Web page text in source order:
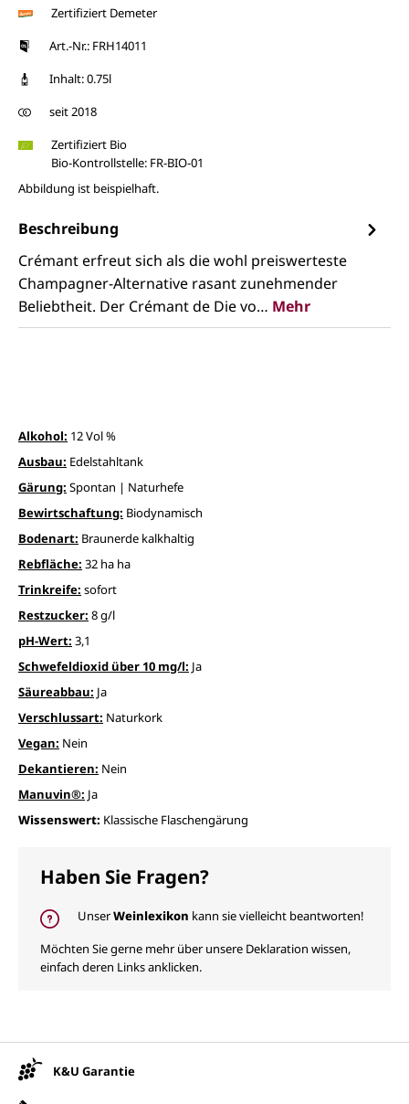
Zertifiziert Demeter
Art.-Nr.: FRH14011
Inhalt: 0.75l
seit 2018
Zertifiziert Bio
Bio-Kontrollstelle: FR-BIO-01
Abbildung ist beispielhaft.
Beschreibung
Crémant erfreut sich als die wohl preiswerteste
Champagner-Alternative rasant zunehmender
Beliebtheit. Der Crémant de Die vo… Mehr
Alkohol: 12 Vol %
Ausbau: Edelstahltank
Gärung: Spontan | Naturhefe
Bewirtschaftung: Biodynamisch
Bodenart: Braunerde kalkhaltig
Rebfläche: 32 ha ha
Trinkreife: sofort
Restzucker: 8 g/l
pH-Wert: 3,1
Schwefeldioxid über 10 mg/l: Ja
Säureabbau: Ja
Verschlussart: Naturkork
Vegan: Nein
Dekantieren: Nein
Manuvin®: Ja
Wissenswert: Klassische Flaschengärung
Haben Sie Fragen?
UnserWeinlexikon kann sie vielleicht beantworten!
Möchten Sie gerne mehr über unsere Deklaration wissen,
einfach deren Links anklicken.
K&U Garantie